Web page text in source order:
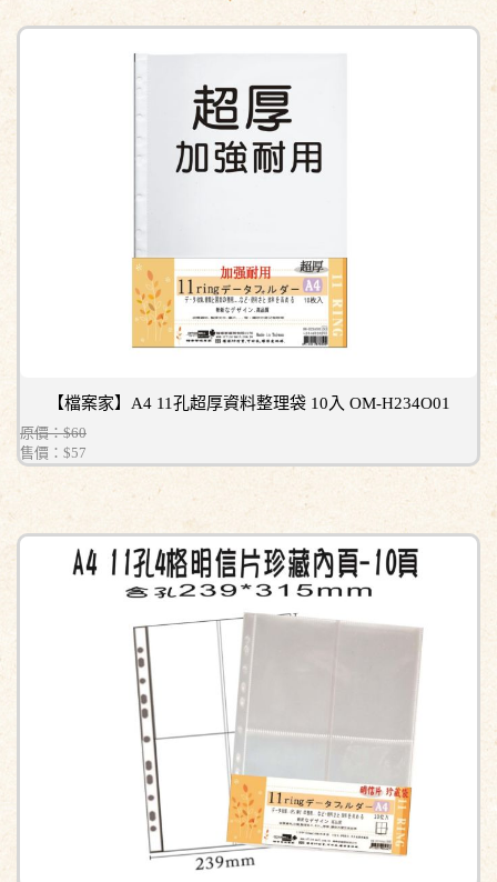
【檔案家】A4 11孔超厚資料整理袋 10入 OM-H234O01
原價：$60
售價： $57